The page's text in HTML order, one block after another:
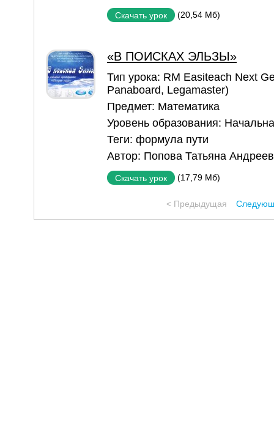
Скачать урок (20,54 Мб)
«В ПОИСКАХ ЭЛЬЗЫ»
Тип урока: RM Easiteach Next
Panaboard, Legamaster)
Предмет: Математика
Уровень образования:
Теги: формула пути
Автор: Попова Татьяна
Скачать урок (17,79 Мб)
< Предыдущая